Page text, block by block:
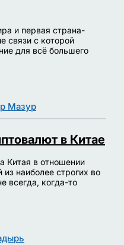
и первая страна-
связи с которой
для всё большего
Мазур
в Китае
Китая в отношении
наиболее строгих во
всегда, когда-то